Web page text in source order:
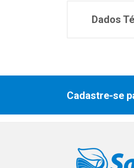
Dados
Cadastre-se